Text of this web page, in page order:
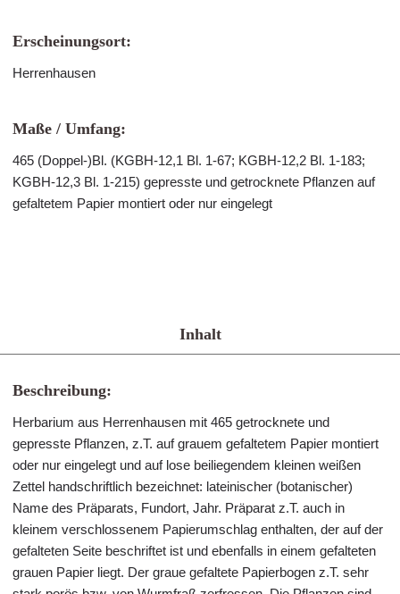
Erscheinungsort:
Herrenhausen
Maße / Umfang:
465 (Doppel-)Bl. (KGBH-12,1 Bl. 1-67; KGBH-12,2 Bl. 1-183;
KGBH-12,3 Bl. 1-215) gepresste und getrocknete Pflanzen auf
gefaltetem Papier montiert oder nur eingelegt
Inhalt
Beschreibung:
Herbarium aus Herrenhausen mit 465 getrocknete und
gepresste Pflanzen, z.T. auf grauem gefaltetem Papier montiert
oder nur eingelegt und auf lose beiliegendem kleinen weißen
Zettel handschriftlich bezeichnet: lateinischer (botanischer)
Name des Präparats, Fundort, Jahr. Präparat z.T. auch in
kleinem verschlossenem Papierumschlag enthalten, der auf der
gefalteten Seite beschriftet ist und ebenfalls in einem gefalteten
grauen Papier liegt. Der graue gefaltete Papierbogen z.T. sehr